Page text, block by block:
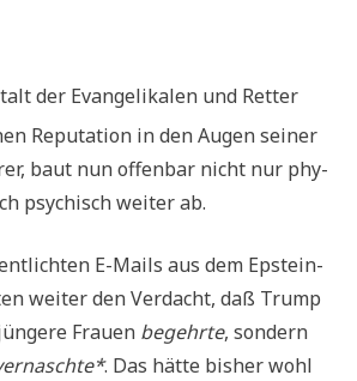
der Evan­ge­li­ka­len und Ret­ter
Repu­ta­ti­on in den Augen sei­ner
baut nun offen­bar nicht nur phy­
psy­chisch wei­ter ab.
E-Mails aus dem Epstein-
wei­ter den Ver­dacht, daß Trump
Frau­en begehr­te, son­dern
. Das hät­te bis­her wohl